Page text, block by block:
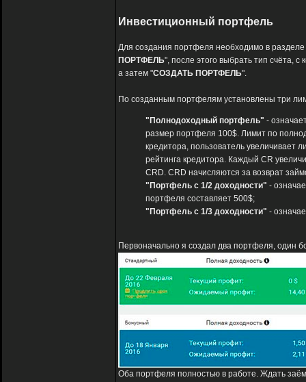
Инвестиционный портфель
Для создания портфеля необходимо в разделе
ПОРТФЕЛЬ", после этого выбрать тип счёта, с
а затем "СОЗДАТЬ ПОРТФЕЛЬ".
По созданным портфелям установлены три
"Полнодоходный портфель" -
размер портфеля 100$. Лимит по
кредитора, пользователь увеличивает
рейтинга кредитора. Каждый CR
CRD. CRD начисляются за возврат
"Портфель с 1/2 доходности" -
портфеля составляет 500$;
"Портфель с 1/3 доходности" -
Первоначально я создал два портфеля, один
Оба портфеля полностью в работе. Ждать